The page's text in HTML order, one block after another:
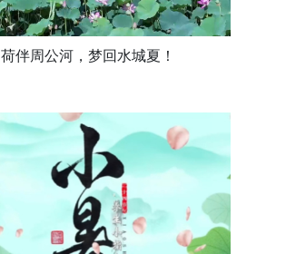
荷伴周公河，梦回水城夏！